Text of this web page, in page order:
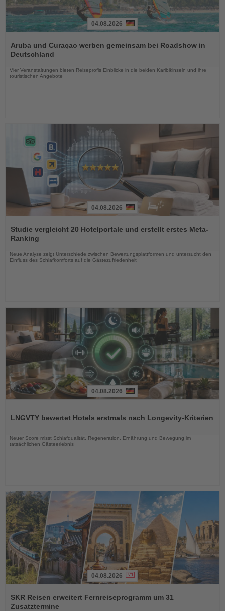
Sie
die
04.08.2026
Aruba und Curaçao werben gemeinsam bei Roadshow in
Deutschland
Vier Veranstaltungen bieten Reiseprofis Einblicke in die beiden Karibikinseln und ihre
touristischen Angebote
Sie
die
Nachrichten
04.08.2026
Studie vergleicht 20 Hotelportale und erstellt erstes Meta-
Ranking
Neue Analyse zeigt Unterschiede zwischen Bewertungsplattformen und untersucht den
Einfluss des Schlafkomforts auf die Gästezufriedenheit
die
04.08.2026
LNGVTY bewertet Hotels erstmals nach Longevity-Kriterien
Neuer Score misst Schlafqualität, Regeneration, Ernährung und Bewegung im
tatsächlichen Gästeerlebnis
Sie
die
04.08.2026
SKR Reisen erweitert Fernreiseprogramm um 31
Zusatztermine